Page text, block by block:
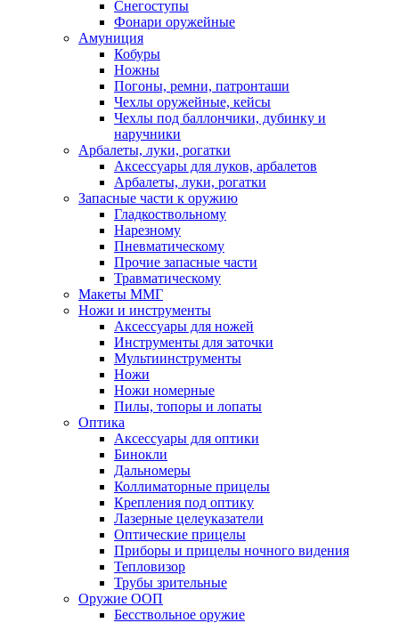
Снегоступы
Фонари оружейные
Амуниция
Кобуры
Ножны
Погоны, ремни, патронташи
Чехлы оружейные, кейсы
Чехлы под баллончики, дубинку и
наручники
Арбалеты, луки, рогатки
Аксессуары для луков, арбалетов
Арбалеты, луки, рогатки
Запасные части к оружию
Гладкоствольному
Нарезному
Пневматическому
Прочие запасные части
Травматическому
Макеты ММГ
Ножи и инструменты
Аксессуары для ножей
Инструменты для заточки
Мультиинструменты
Ножи
Ножи номерные
Пилы, топоры и лопаты
Оптика
Аксессуары для оптики
Бинокли
Дальномеры
Коллиматорные прицелы
Крепления под оптику
Лазерные целеуказатели
Оптические прицелы
Приборы и прицелы ночного видения
Тепловизор
Трубы зрительные
Оружие ООП
Бесствольное оружие